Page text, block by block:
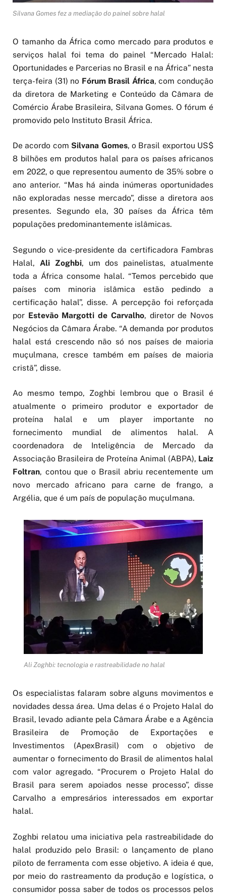
Silvana Gomes fez a mediação do painel sobre halal
O tamanho da África como mercado para produtos e
serviços halal foi tema do painel “Mercado Halal:
Oportunidades e Parcerias no Brasil e na África” nesta
terça-feira (31) no Fórum Brasil África, com condução
da diretora de Marketing e Conteúdo da Câmara de
Comércio Árabe Brasileira, Silvana Gomes. O fórum é
promovido pelo Instituto Brasil África.
De acordo com Silvana Gomes, o Brasil exportou US$
8 bilhões em produtos halal para os países africanos
em 2022, o que representou aumento de 35% sobre o
ano anterior. “Mas há ainda inúmeras oportunidades
não exploradas nesse mercado”, disse a diretora aos
presentes. Segundo ela, 30 países da África têm
populações predominantemente islâmicas.
Segundo o vice-presidente da certificadora Fambras
Halal, Ali Zoghbi, um dos painelistas, atualmente
toda a África consome halal. “Temos percebido que
países com minoria islâmica estão pedindo a
certificação halal”, disse. A percepção foi reforçada
por Estevão Margotti de Carvalho, diretor de Novos
Negócios da Câmara Árabe. “A demanda por produtos
halal está crescendo não só nos países de maioria
muçulmana, cresce também em países de maioria
cristã”, disse.
Ao mesmo tempo, Zoghbi lembrou que o Brasil é
atualmente o primeiro produtor e exportador de
proteína halal e um player importante no
fornecimento mundial de alimentos halal. A
coordenadora de Inteligência de Mercado da
Associação Brasileira de Proteína Animal (ABPA), Laiz
Foltran, contou que o Brasil abriu recentemente um
novo mercado africano para carne de frango, a
Argélia, que é um país de população muçulmana.
Ali Zoghbi: tecnologia e rastreabilidade no halal
Os especialistas falaram sobre alguns movimentos e
novidades dessa área. Uma delas é o Projeto Halal do
Brasil, levado adiante pela Câmara Árabe e a Agência
Brasileira de Promoção de Exportações e
Investimentos (ApexBrasil) com o objetivo de
aumentar o fornecimento do Brasil de alimentos halal
com valor agregado. “Procurem o Projeto Halal do
Brasil para serem apoiados nesse processo”, disse
Carvalho a empresários interessados em exportar
halal.
Zoghbi relatou uma iniciativa pela rastreabilidade do
halal produzido pelo Brasil: o lançamento de plano
piloto de ferramenta com esse objetivo. A ideia é que,
por meio do rastreamento da produção e logística, o
consumidor possa saber de todos os processos pelos